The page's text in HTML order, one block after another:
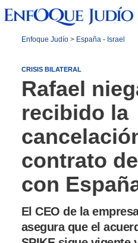
Enfoque Judío> España - Israel
CRISIS BILATERAL
Rafael
recibido la
contrato
con
El CEO de la
asegura que el